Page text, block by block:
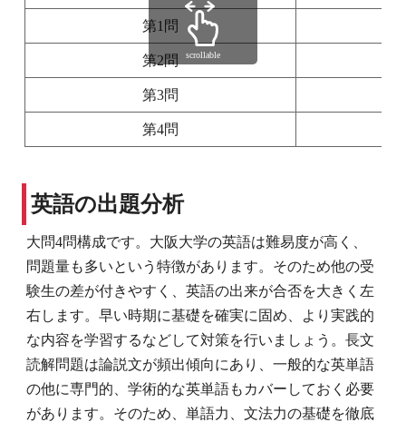
第1問
第2問
第3問
第4問
scrollable
英語の出題分析
大問4問構成です。大阪大学の英語は難易度が高く、
問題量も多いという特徴があります。そのため他の受
験生の差が付きやすく、英語の出来が合否を大きく左
右します。早い時期に基礎を確実に固め、より実践的
な内容を学習するなどして対策を行いましょう。長文
読解問題は論説文が頻出傾向にあり、一般的な英単語
の他に専門的、学術的な英単語もカバーしておく必要
があります。そのため、単語力、文法力の基礎を徹底